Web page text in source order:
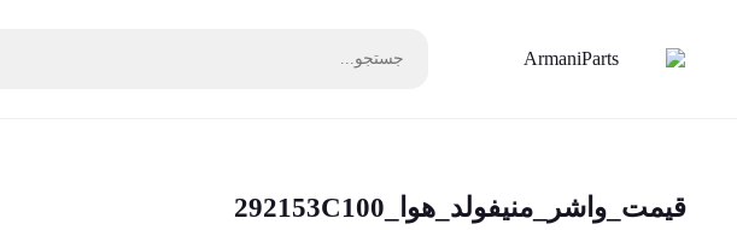
قیمت_واشر_منیفولد_هوا_292153C100